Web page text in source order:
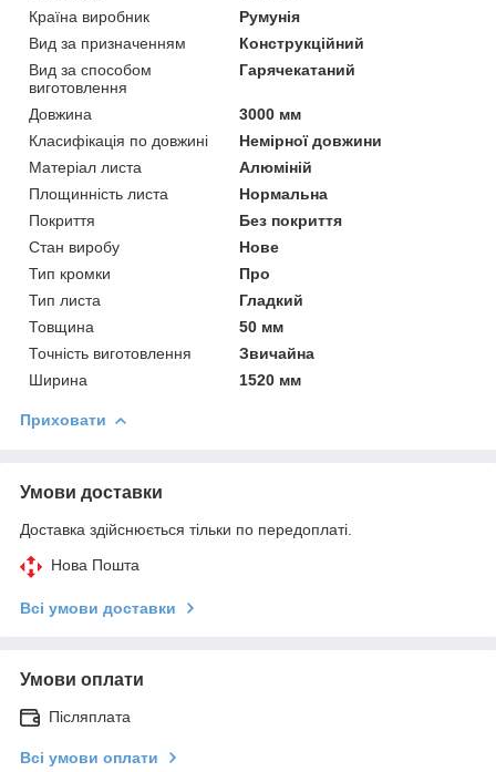
Країна виробник
Румунія
Вид за призначенням
Конструкційний
Вид за способом
виготовлення
Гарячекатаний
Довжина
3000 мм
Класифікація по довжині
Немірної довжини
Матеріал листа
Алюміній
Площинність листа
Нормальна
Покриття
Без покриття
Стан виробу
Нове
Тип кромки
Про
Тип листа
Гладкий
Товщина
50 мм
Точність виготовлення
Звичайна
Ширина
1520 мм
Приховати
Умови доставки
Доставка здійснюється тільки по передоплаті.
Нова Пошта
Всі умови доставки
Умови оплати
Післяплата
Всі умови оплати